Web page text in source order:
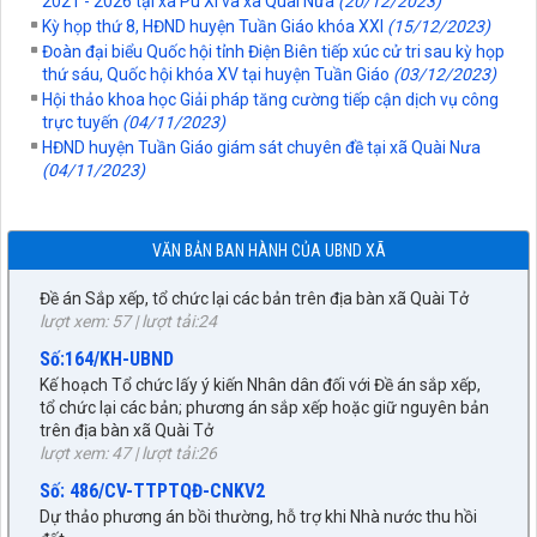
Kỳ họp thứ 8, HĐND huyện Tuần Giáo khóa XXI (15/12/2023)
Đoàn đại biểu Quốc hội tỉnh Điện Biên tiếp xúc cử tri sau kỳ họp
thứ sáu, Quốc hội khóa XV tại huyện Tuần Giáo (03/12/2023)
Hội thảo khoa học Giải pháp tăng cường tiếp cận dịch vụ công
trực tuyến (04/11/2023)
HĐND huyện Tuần Giáo giám sát chuyên đề tại xã Quài Nưa
(04/11/2023)
VĂN BẢN BAN HÀNH CỦA UBND XÃ
Nghị quyết về việc sắp xếp, tổ chức lại các bản trên địa bàn xã
Quài Tở
lượt xem: 44 | lượt tải:26
Số:76/NQ-HĐND
Nghị quyết về nhiệm vụ trọng tâm và các giải pháp chủ yếu
thực hiện nhiệm vụ phát triển kinh tế - xã hội, đảm bảo quốc
phòng - an ninh 6 tháng cuối năm 2026
Số: 11/ĐA-UBND
Đề án Sắp xếp, tổ chức lại các bản trên địa bàn xã Quài Tở
Số:164/KH-UBND
tổ chức lại các bản; phương án sắp xếp hoặc giữ nguyên bản
trên địa bàn xã Quài Tở
lượt xem: 47 | lượt tải:26
Số: 486/CV-TTPTQĐ-CNKV2
đất
lượt xem: 65 | lượt tải:50
27/NQ-HĐND
Về chủ trương sắp xếp đơn vị hành chính cấp xã trên địa bàn
huyện Tuần Giáo, tỉnh Điện Biên (gửi bản kèm Biên Bản kỳ
họp HĐND)
lượt xem: 299 | lượt tải:220